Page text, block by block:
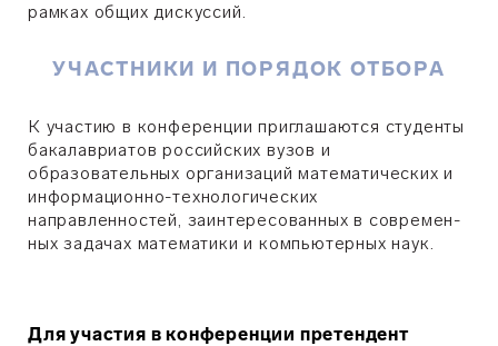
рамках общих дискуссий.
УЧАСТНИКИ И ПОРЯДОК ОТБОРА
К участию в конференции приглашаются студенты
бакалавриатов российских вузов и
образовательных организаций ма­те­матических и
информационно-технологических
направленностей, заинтересован­ных в совре­мен­
ных задачах мате­ма­тики и ком­пью­терных наук.
Для участия в конференции претендент